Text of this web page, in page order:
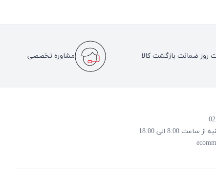
روز ضمانت بازگشت کالا مشاوره تخصصی
الی 18:00